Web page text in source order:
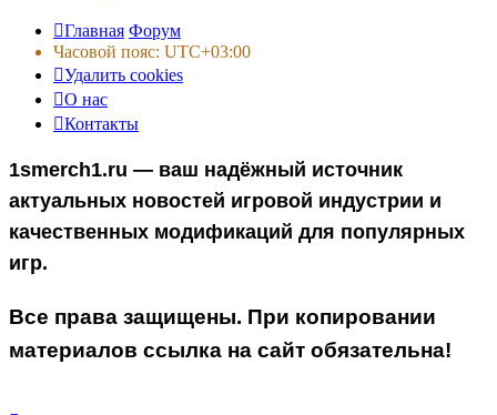
Главная Форум
Часовой пояс: UTC+03:00
Удалить cookies
О нас
Контакты
1smerch1.ru — ваш надёжный источник
актуальных новостей игровой индустрии и
качественных модификаций для популярных
игр.
Все права защищены. При копировании
материалов ссылка на сайт обязательна!